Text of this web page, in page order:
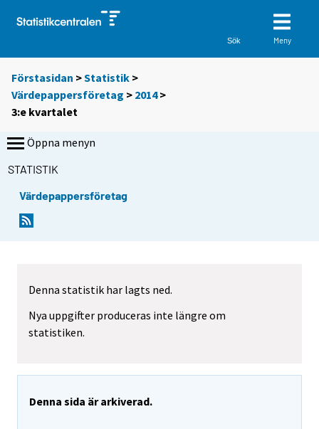
Sök Meny
Förstasidan >Statistik >
Värdepappersföretag > 2014>
3:e kvartalet
Öppna menyn
STATISTIK
Värdepappersföretag
Denna statistik har lagts ned.
Nya uppgifter produceras inte längre om
statistiken.
Denna sida är arkiverad.